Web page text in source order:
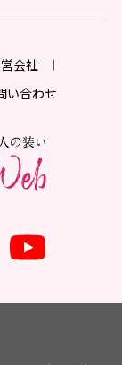
会社
い合わせ